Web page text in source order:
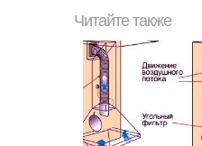
Читайте также